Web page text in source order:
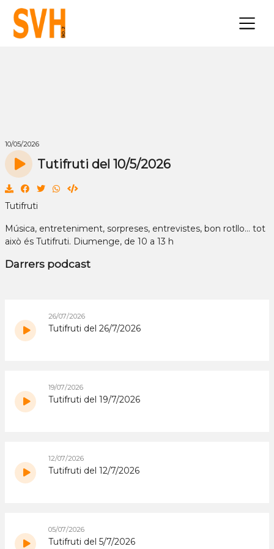
×
10/05/2026
Tutifruti del 10/5/2026
Tutifruti
Música, entreteniment, sorpreses, entrevistes, bon rotllo... tot
això és Tutifruti. Diumenge, de 10 a 13 h
Darrers podcast
26/07/2026
Tutifruti del 26/7/2026
19/07/2026
Tutifruti del 19/7/2026
12/07/2026
Tutifruti del 12/7/2026
05/07/2026
Tutifruti del 5/7/2026